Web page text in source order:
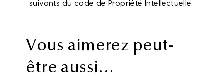
suivants du code de Propriété Intellectuelle.
Vous aimerez peut-
être aussi…